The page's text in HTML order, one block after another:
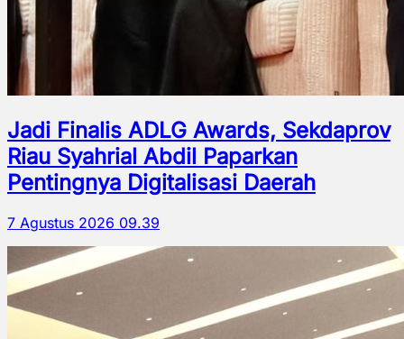
Jadi Finalis ADLG Awards, Sekdaprov
Riau Syahrial Abdil Paparkan
Pentingnya Digitalisasi Daerah
7 Agustus 2026 09.39